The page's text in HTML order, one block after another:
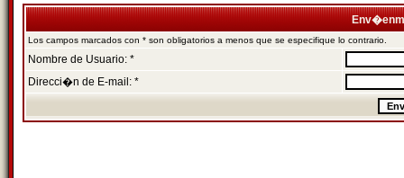
Los campos marcados con * son obligatorios a menos que se especifique lo contrario.
Nombre de Usuario: *
Direcci�n de E-mail: *